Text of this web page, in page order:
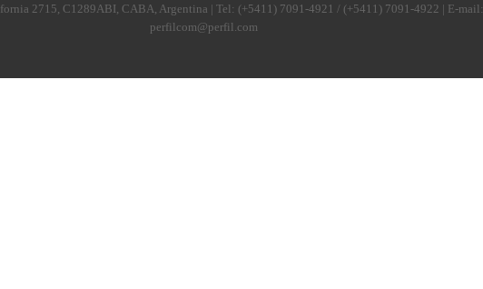
2715, C1289ABI, CABA, Argentina | Tel: (+5411) 7091-4921 / (+5411) 7091-4922 | E-mail:
perfilcom@perfil.com